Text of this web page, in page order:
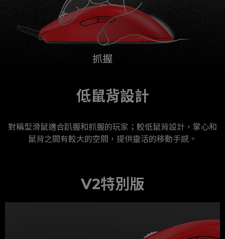
低鼠背設計
對稱型滑鼠適合趴握和抓握的玩家；較低鼠背設計，掌心和
鼠背之間有較大的空間，提供靈活的移動手感。
V2特別版